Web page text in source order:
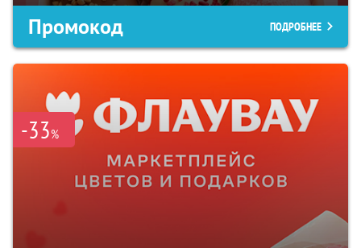
Промокод ПОДРОБНЕЕ
-33%